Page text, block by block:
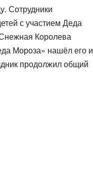
Сотрудники
с участием Деда
Королева
Мороза» нашёл его и
продолжил общий